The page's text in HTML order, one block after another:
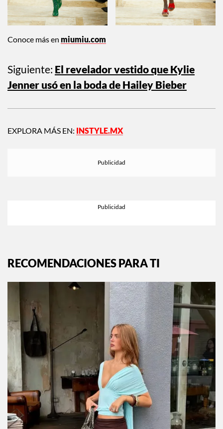
Conoce más en miumiu.com
Siguiente: El revelador vestido que Kylie
Jenner usó en la boda de Hailey Bieber
EXPLORA MÁS EN: INSTYLE.MX
RECOMENDACIONES PARA TI